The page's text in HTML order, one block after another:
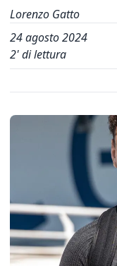
Lorenzo Gatto
24 agosto 2024
2' di lettura